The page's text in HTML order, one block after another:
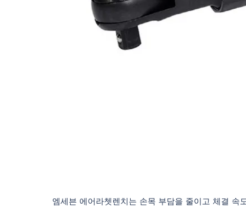
엠세븐 에어라쳇렌치는 손목 부담을 줄이고 체결